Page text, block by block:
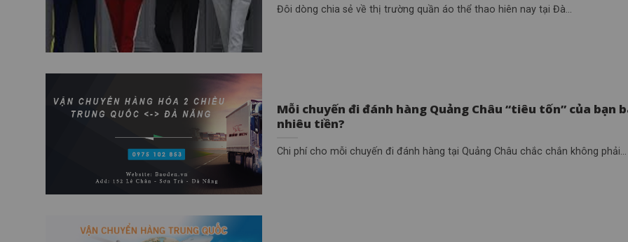
Đôi dòng chia sẻ về thị trường quần áo thể thao hiên nay tại Đà...
Mỗi chuyến đi đánh hàng Quảng Châu “tiêu tốn” của bạn
nhiêu tiền?
Chi phí cho mỗi chuyến đi đánh hàng tại Quảng Châu chắc chắn không phải...